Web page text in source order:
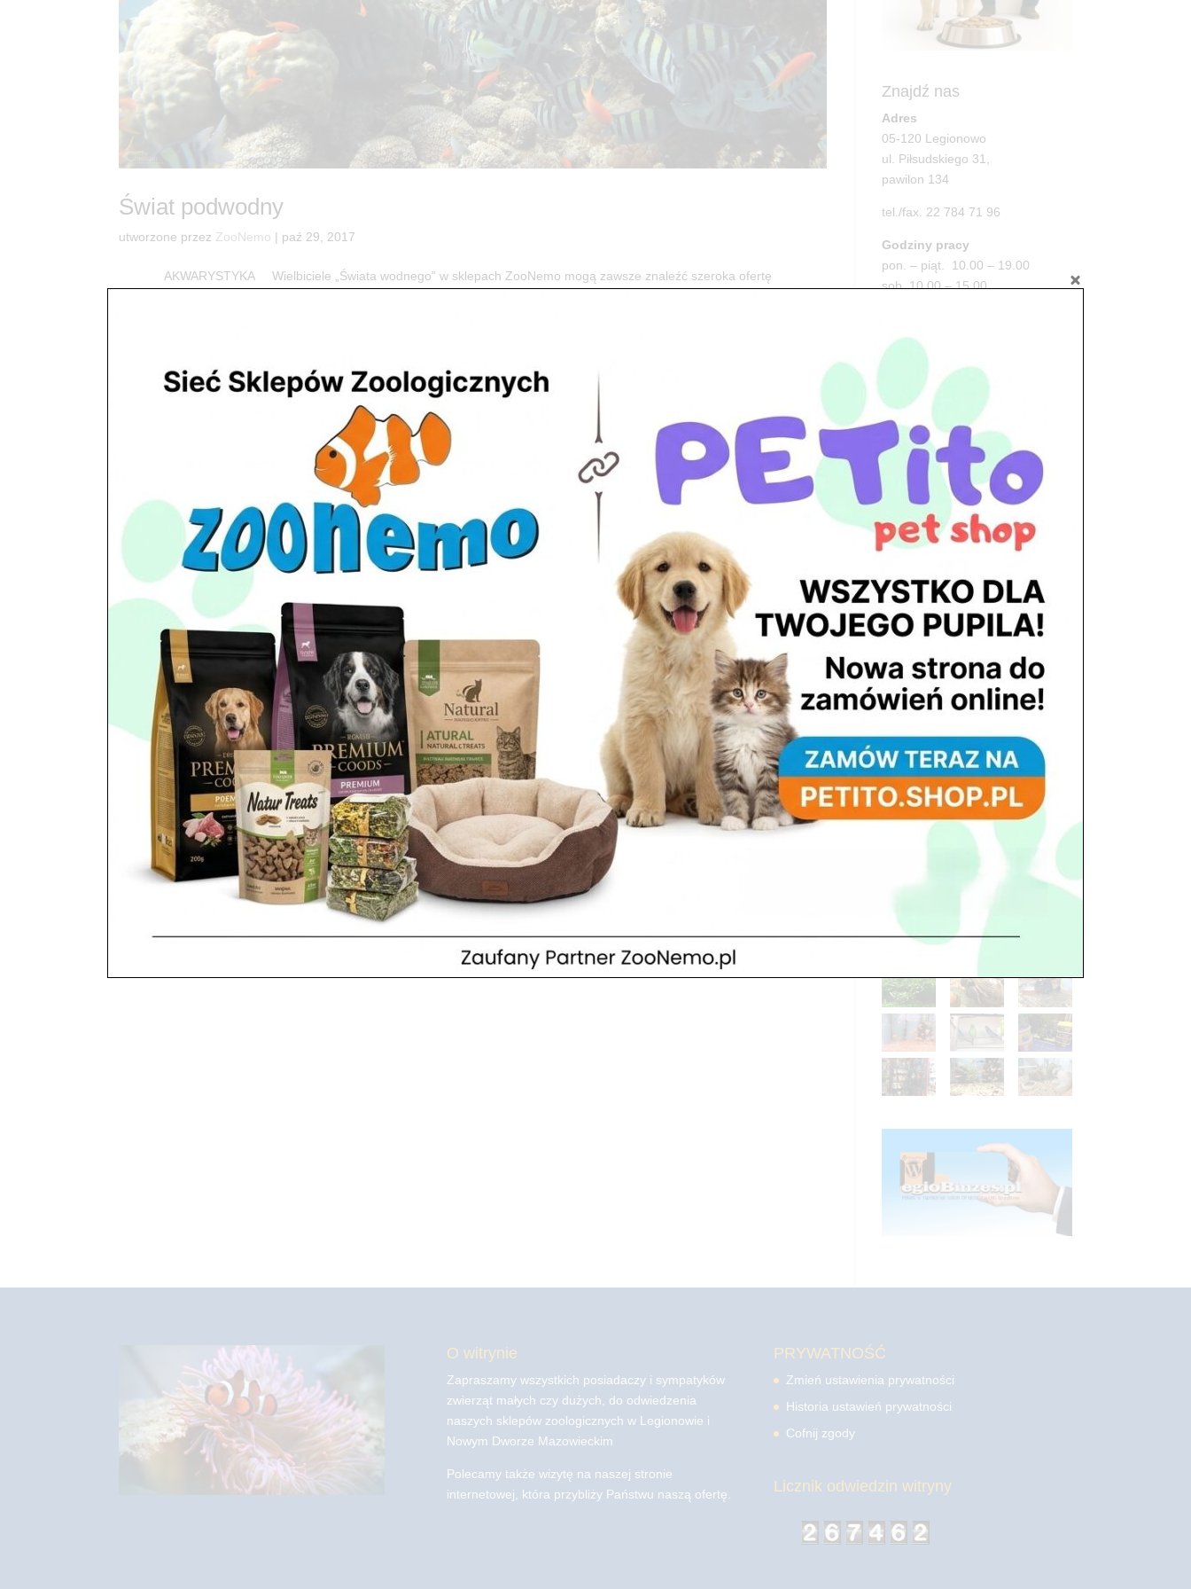
Świat podwodny
utworzone przez ZooNemo | paź 29, 2017
AKWARYSTYKA Wielbiciele „Świata wodnego” w sklepach ZooNemo mogą zawsze znaleźć szeroka ofertę
Znajdź nas
Adres
05-120 Legionowo
ul. Piłsudskiego 31,
pawilon 134
tel./fax. 22 784 71 96
Godziny pracy
pon. – piąt. 10.00 – 19.00
sob. 10.00 – 15.00
Adres
05-100 Nowy Dwór Mazowiecki
ul. Leśna 2
tel. 503 900 215
Godziny pracy
pon. – piąt. 10.00 – 19.00
sob. 8.00 – 15.00
niedz. zamknięte
O witrynie
Zapraszamy wszystkich posiadaczy i sympatyków
zwierząt małych czy dużych, do odwiedzenia
naszych sklepów zoologicznych w Legionowie i
Nowym Dworze Mazowieckim
Polecamy także wizytę na naszej stronie
internetowej, która przybliży Państwu naszą ofertę.
PRYWATNOŚĆ
Zmień ustawienia prywatności
Historia ustawień prywatności
Cofnij zgody
Licznik odwiedzin witryny